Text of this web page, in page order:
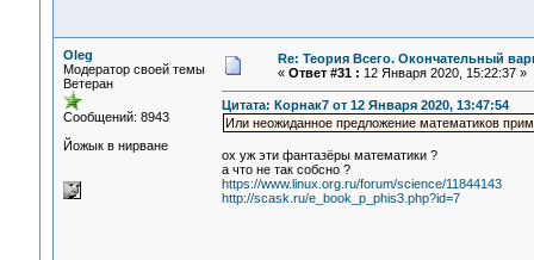
Oleg
Модератор своей темы
Ветеран
Сообщений: 8943
Йожык в нирване
Re: Теория Всего. Окончательный
« Ответ #31 : 12 Января 2020, 15:22:37 »
Цитата: Корнак7 от 12 Января 2020, 13:47:54
Или неожиданное предложение математиков
ох уж эти фантазёры математики ?
а что не так собсно ?
https://www.linux.org.ru/forum/science/11844143
http://scask.ru/e_book_p_phis3.php?id=7